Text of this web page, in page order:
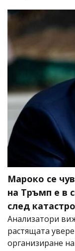
Мароко се
на Тръмп е в
след
Анализатори
растящата
организиране